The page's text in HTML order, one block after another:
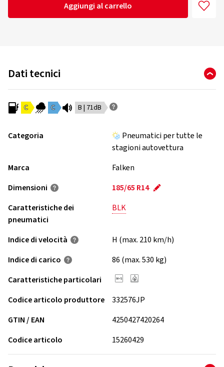
Aggiungi al carrello
Dati tecnici
C C B | 71dB
Categoria
Pneumatici per tutte le
stagioni autovettura
Marca
Falken
Dimensioni
185/65 R14
Caratteristiche dei
pneumatici
BLK
Indice di velocità
H (max. 210 km/h)
Indice di carico
86 (max. 530 kg)
Caratteristiche particolari
Codice articolo produttore
332576JP
GTIN / EAN
4250427420264
Codice articolo
15260429